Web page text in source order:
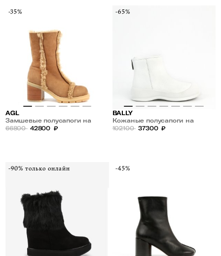
-35%
AGL
Замшевые полусапоги на
меху
66800 42800 ₽
-65%
BALLY
Кожаные полусапоги на
меховой подкладке
102100 37300 ₽
-90% только онлайн -45%